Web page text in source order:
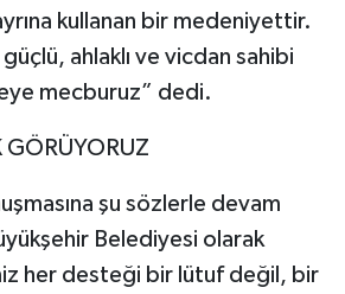
kullanan bir medeniyettir.
ahlaklı ve vicdan sahibi
mecburuz” dedi.
GÖRÜYORUZ
şu sözlerle devam
Belediyesi olarak
her desteği bir lütuf değil, bir